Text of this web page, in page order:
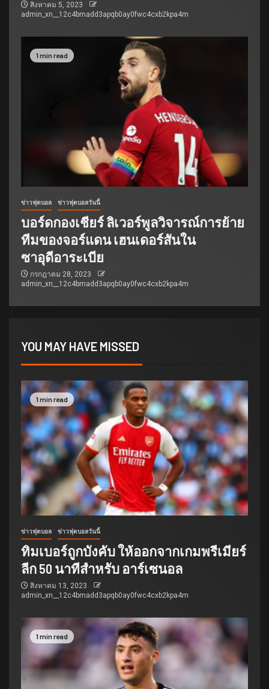
สิงหาคม 5, 2023
admin_xn__12c4bmadd3apqb0ay0fwc4cxb2kpa4m
1 min read
ข่าวฟุตบอล ข่าวฟุตบอลวันนี้
บอร์ดกองเชียร์ ลิเวอร์พูลวิจารณ์การย้าย
ทีมของจอร์แดน เฮนเดอร์สันใน
ซาอุดีอาระเบีย
กรกฎาคม 28, 2023
admin_xn__12c4bmadd3apqb0ay0fwc4cxb2kpa4m
YOU MAY HAVE MISSED
1 min read
ข่าวฟุตบอล ข่าวฟุตบอลวันนี้
ทิมเบอร์ถูกบังคับ ให้ออกจากเกมพรีเมียร์
ลีก 50 นาทีสำหรับ อาร์เซนอล
สิงหาคม 13, 2023
admin_xn__12c4bmadd3apqb0ay0fwc4cxb2kpa4m
1 min read